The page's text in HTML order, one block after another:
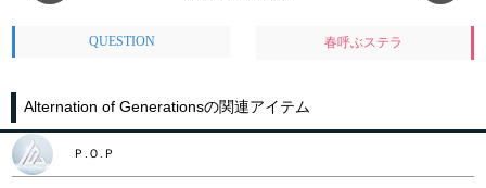
QUESTION 春呼ぶステラ
Alternation of Generationsの関連アイテム
Ｐ.Ｏ.Ｐ